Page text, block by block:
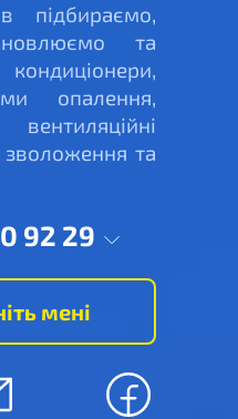
підбираємо,
та
опалення,
зволоження та
92 29
мені